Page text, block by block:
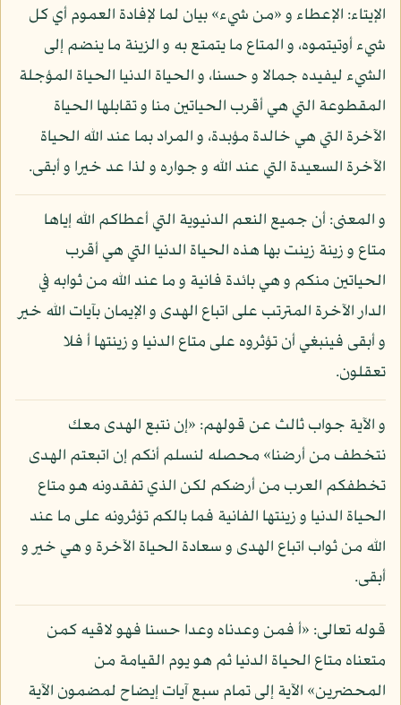
الإيتاء: الإعطاء و «من شيء» بيان لما لإفادة العموم أي كل
شيء أوتيتموه، و المتاع ما يتمتع به و الزينة ما ينضم إلى
الشيء ليفيده جمالا و حسنا، و الحياة الدنيا الحياة المؤجلة
المقطوعة التي هي أقرب الحياتين منا و تقابلها الحياة
الآخرة التي هي خالدة مؤبدة، و المراد بما عند الله الحياة
الآخرة السعيدة التي عند الله و جواره و لذا عد خيرا و أبقى.
و المعنى: أن جميع النعم الدنيوية التي أعطاكم الله إياها
متاع و زينة زينت بها هذه الحياة الدنيا التي هي أقرب
الحياتين منكم و هي بائدة فانية و ما عند الله من ثوابه في
الدار الآخرة المترتب على اتباع الهدى و الإيمان بآيات الله خير
و أبقى فينبغي أن تؤثروه على متاع الدنيا و زينتها أ فلا
تعقلون.
و الآية جواب ثالث عن قولهم: «إن نتبع الهدى معك
نتخطف من أرضنا» محصله لنسلم أنكم إن اتبعتم الهدى
تخطفكم العرب من أرضكم لكن الذي تفقدونه هو متاع
الحياة الدنيا و زينتها الفانية فما بالكم تؤثرونه على ما عند
الله من ثواب اتباع الهدى و سعادة الحياة الآخرة و هي خير و
أبقى.
قوله تعالى: «أ فمن وعدناه وعدا حسنا فهو لاقيه كمن
متعناه متاع الحياة الدنيا ثم هو يوم القيامة من
المحضرين» الآية إلى تمام سبع آيات إيضاح لمضمون الآية